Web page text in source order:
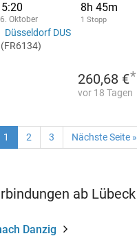
Oktober
8h 45m
1 Stopp
Düsseldorf DUS
260,68 €*
vor 18 Tagen
1 2 3 Nächste Seite »
ab Lübeck
Danzig